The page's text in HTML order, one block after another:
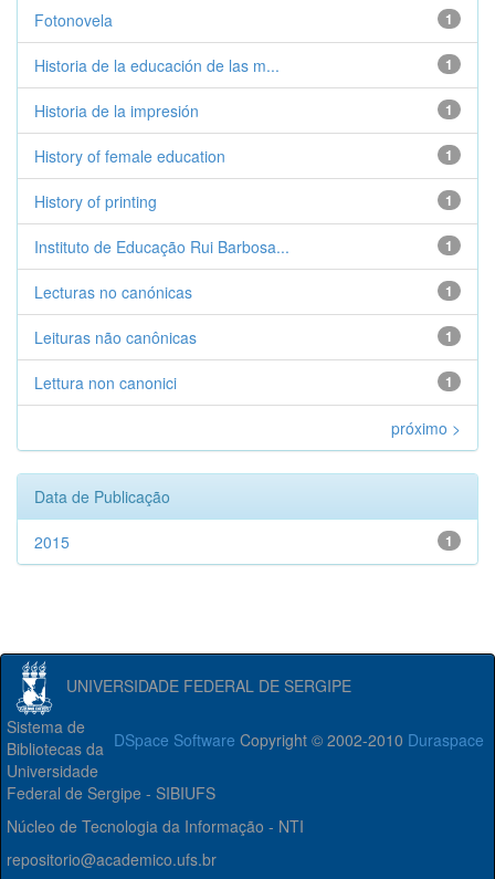
1
Fotonovela
1
Historia de la educación de las m...
1
Historia de la impresión
1
History of female education
1
History of printing
1
Instituto de Educação Rui Barbosa...
1
Lecturas no canónicas
1
Leituras não canônicas
1
Lettura non canonici
próximo >
Data de Publicação
1
2015
UNIVERSIDADE FEDERAL DE SERGIPE
DSpace Software Copyright © 2002-2010 Duraspace
Sistema de
Bibliotecas da
Universidade
Federal de Sergipe - SIBIUFS
Núcleo de Tecnologia da Informação - NTI
repositorio@academico.ufs.br